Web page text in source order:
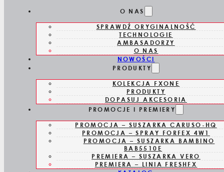
O NAS
SPRAWDŹ ORYGINALNOŚĆ
TECHNOLOGIE
AMBASADORZY
O NAS
NOWOŚCI
PRODUKTY
KOLEKCJA FXONE
PRODUKTY
DOPASUJ AKCESORIA
PROMOCJE I PREMIERY
PROMOCJA – SUSZARKA CARUSO-HQ
PROMOCJA – SPRAY FORFEX 4W1
PROMOCJA – SUSZARKA BAMBINO
BAB5510E
PREMIERA – SUSZARKA VERO
PREMIERA – LINIA FRESHFX
BABD05E
UNIWERSALNY
DYFUZOR